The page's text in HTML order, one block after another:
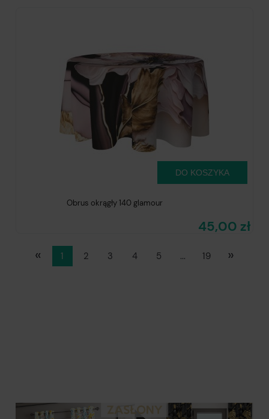
Obrus okrągły 140 glamour
45,00 zł
DO KOSZYKA
« 1 2 3 4 5 ... 19 »